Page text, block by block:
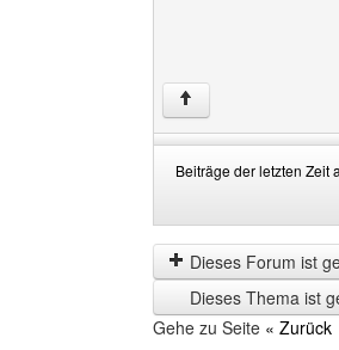
↑
Beiträge der letzten Zeit
der
letzten
Zeit
anzeigen
by
Dieses Forum ist
Dieses Thema ist
Gehe zu Seite « Zurück